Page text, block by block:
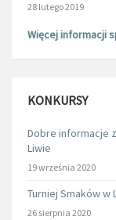
28 lutego 2019
Więcej informacji
KONKURSY
Dobre informacje
Liwie
19 września 2020
Turniej Smaków w
26 sierpnia 2020